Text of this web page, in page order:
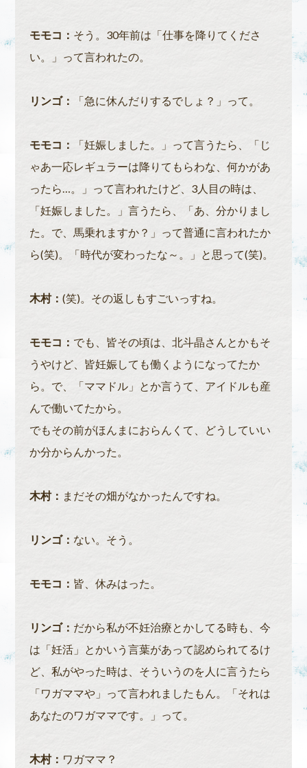
モモコ： そう。30年前は「仕事を降りてくださ
い。」って言われたの。
リンゴ： 「急に休んだりするでしょ？」って。
モモコ：
「妊娠しました。」って言うたら、「じ
ゃあ一応レギュラーは降りてもらわな、何かがあ
ったら…。」って言われたけど、3人目の時は、
「妊娠しました。」言うたら、「あ、分かりまし
た。で、馬乗れますか？」って普通に言われたか
ら(笑)。「時代が変わったな～。」と思って(笑)。
木村： (笑)。その返しもすごいっすね。
モモコ： でも、皆その頃は、北斗晶さんとかもそ
うやけど、皆妊娠しても働くようになってたか
ら。で、「ママドル」とか言うて、アイドルも産
んで働いてたから。
でもその前がほんまにおらんくて、どうしていい
か分からんかった。
木村： まだその畑がなかったんですね。
リンゴ： ない。そう。
モモコ： 皆、休みはった。
リンゴ： だから私が不妊治療とかしてる時も、今
は「妊活」とかいう言葉があって認められてるけ
ど、私がやった時は、そういうのを人に言うたら
「ワガママや」って言われましたもん。「それは
あなたのワガママです。」って。
木村： ワガママ？